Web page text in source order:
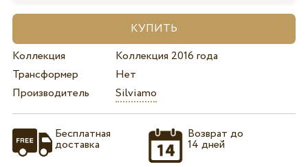
Коллекция
Коллекция 2016 года
Трансформер
Нет
Производитель
Silviamo
Бесплатная
доставка
Возврат до
14 дней